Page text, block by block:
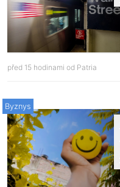
před 15 hodinami od Patria
Byznys